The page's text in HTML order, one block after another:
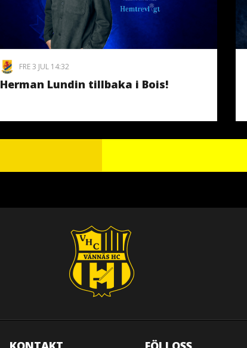
FRE 3 JUL 14:32
Herman Lundin tillbaka i Bois!